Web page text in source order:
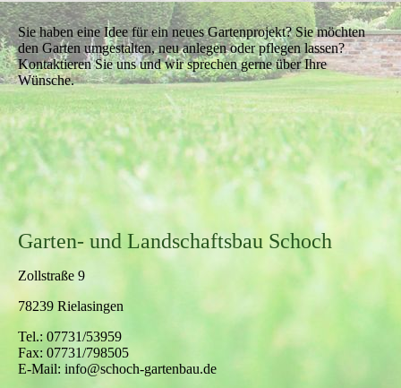
Sie haben eine Idee für ein neues Gartenprojekt? Sie möchten
den Garten umgestalten, neu anlegen oder pflegen lassen?
Kontaktieren Sie uns und wir sprechen gerne über Ihre
Wünsche.
Garten- und Landschaftsbau Schoch
Zollstraße 9
78239 Rielasingen
Tel.: 07731/53959
Fax: 07731/798505
E-Mail: info@schoch-gartenbau.de